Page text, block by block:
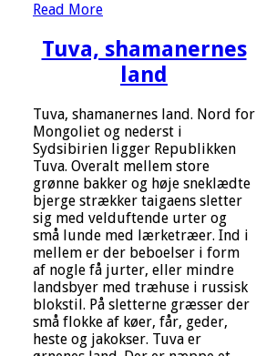
Read More
Tuva, shamanernes
land
Tuva, shamanernes land. Nord for
Mongoliet og nederst i
Sydsibirien ligger Republikken
Tuva. Overalt mellem store
grønne bakker og høje sneklædte
bjerge strækker taigaens sletter
sig med velduftende urter og
små lunde med lærketræer. Ind i
mellem er der beboelser i form
af nogle få jurter, eller mindre
landsbyer med træhuse i russisk
blokstil. På sletterne græsser der
små flokke af køer, får, geder,
heste og jakokser. Tuva er